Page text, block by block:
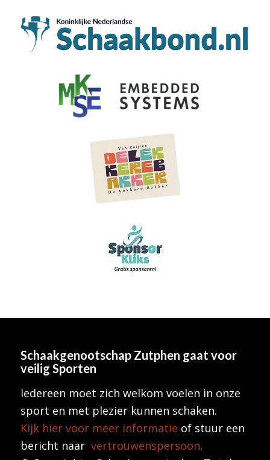
Schaakgenootschap Zutphen gaat voor
veilig Sporten
Iedereen moet zich welkom voelen in onze
sport en met plezier kunnen schaken.
Kijk hier voor meer informatie of stuur een
bericht naar vertrouwenspersoon.